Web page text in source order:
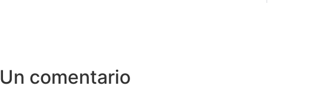
Un comentario